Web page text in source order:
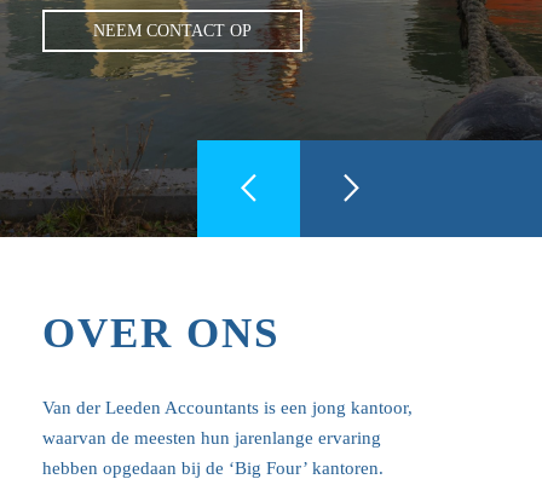
NEEM CONTACT OP
OVER ONS
Van der Leeden Accountants is een jong kantoor,
waarvan de meesten hun jarenlange ervaring
hebben opgedaan bij de ‘Big Four’ kantoren.